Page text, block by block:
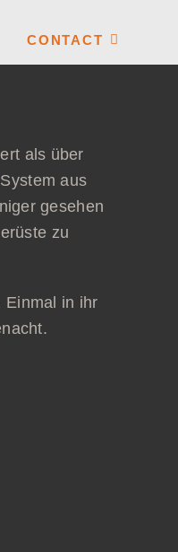
CONTACT
als über
aus
gesehen
zu
Einmal in ihr